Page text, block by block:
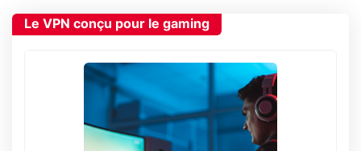
Le VPN conçu pour le gaming